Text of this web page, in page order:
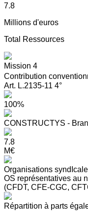
7.8
Millions d'euros
Total Ressources
Mission 4
Contribution
Art. L.2135-11 4°
100%
CONSTRUCTYS -
7.8
M€
Organisations
OS représentatives au
(CFDT, CFE-CGC,
Répartition à parts